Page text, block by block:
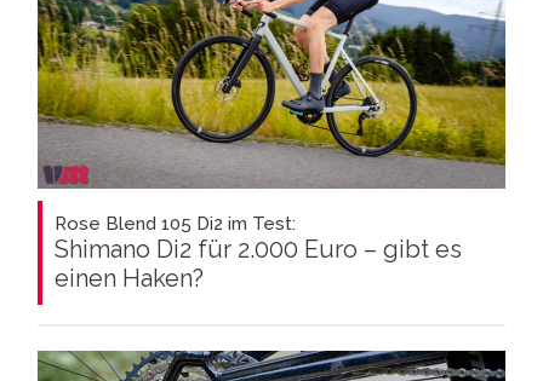
Rose Blend 105 Di2 im Test:
Shimano Di2 für 2.000 Euro – gibt es
einen Haken?